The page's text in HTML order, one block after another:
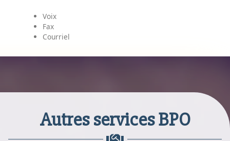
Voix
Fax
Courriel
Autres services BPO